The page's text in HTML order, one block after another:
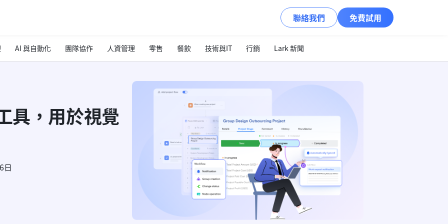
聯絡我們 免費試用
AI 與自動化 團隊協作 人資管理 零售 餐飲 技術與IT 行銷 Lark 新聞
具，用於視覺
日